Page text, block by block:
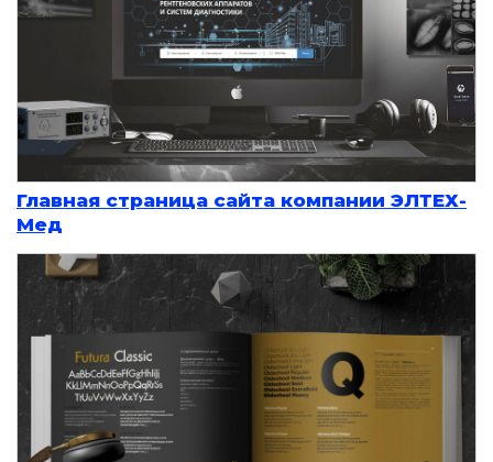
Главная страница сайта компании ЭЛТЕХ-
Мед